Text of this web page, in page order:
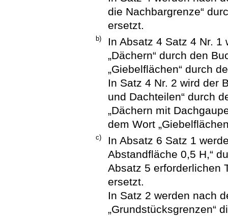
die Nachbargrenze“
ersetzt.
b)
In Absatz 4 Satz 4 Nr.
„Dächern“ durch den
„Giebelflächen“ durch
In Satz 4 Nr. 2 wird der
und Dachteilen“ durch
„Dächern mit
dem Wort
c)
In Absatz 6 Satz 1
Abstandfläche 0,5 H,“
Absatz 5 erforderlichen
ersetzt.
In Satz 2 werden nach
„Grundstücksgrenzen“